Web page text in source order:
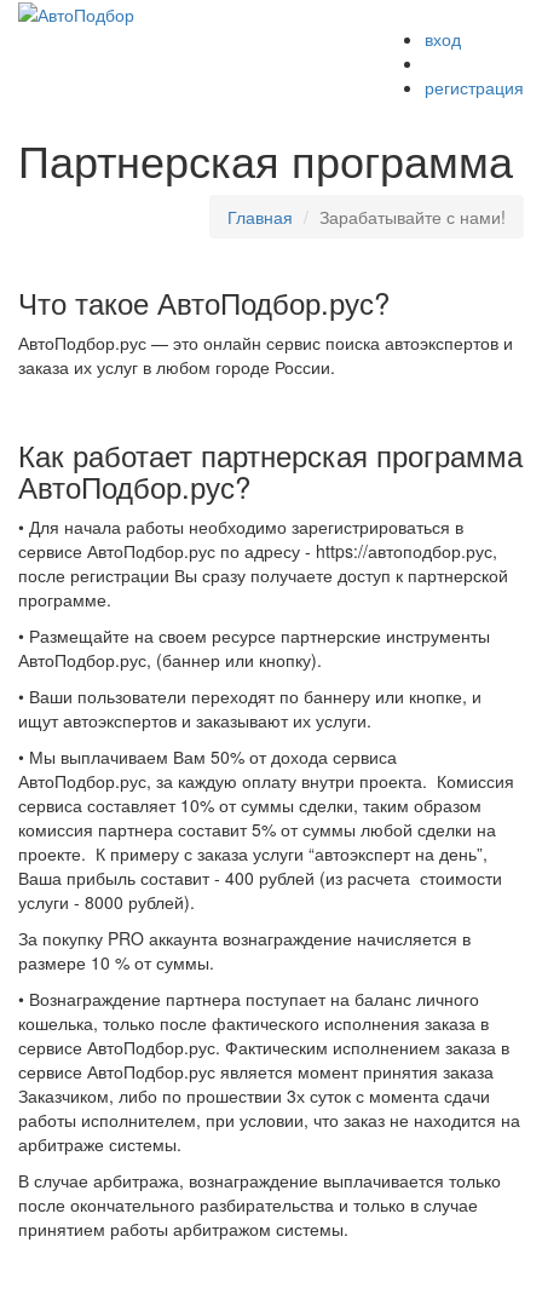
вход
регистрация
Партнерская программа
Главная Зарабатывайте с нами!
Что такое АвтоПодбор.рус?
АвтоПодбор.рус — это онлайн сервис поиска автоэкспертов и
заказа их услуг в любом городе России.
Как работает партнерская программа
АвтоПодбор.рус?
• Для начала работы необходимо зарегистрироваться в
сервисе АвтоПодбор.рус по адресу - https://автоподбор.рус,
после регистрации Вы сразу получаете доступ к партнерской
программе.
• Размещайте на своем ресурсе партнерские инструменты
АвтоПодбор.рус, (баннер или кнопку).
• Ваши пользователи переходят по баннеру или кнопке, и
ищут автоэкспертов и заказывают их услуги.
• Мы выплачиваем Вам 50% от дохода сервиса
АвтоПодбор.рус, за каждую оплату внутри проекта. Комиссия
сервиса составляет 10% от суммы сделки, таким образом
комиссия партнера составит 5% от суммы любой сделки на
проекте. К примеру с заказа услуги “автоэксперт на день”,
Ваша прибыль составит - 400 рублей (из расчета стоимости
услуги - 8000 рублей).
За покупку PRO аккаунта вознаграждение начисляется в
размере 10 % от суммы.
• Вознаграждение партнера поступает на баланс личного
кошелька, только после фактического исполнения заказа в
сервисе АвтоПодбор.рус. Фактическим исполнением заказа в
сервисе АвтоПодбор.рус является момент принятия заказа
Заказчиком, либо по прошествии 3х суток с момента сдачи
работы исполнителем, при условии, что заказ не находится на
арбитраже системы.
В случае арбитража, вознаграждение выплачивается только
после окончательного разбирательства и только в случае
принятием работы арбитражом системы.